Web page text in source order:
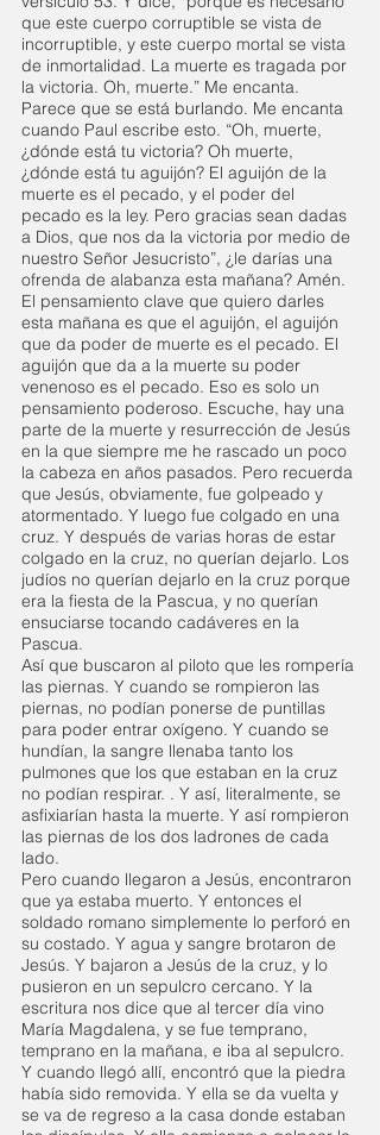
que este cuerpo corruptible se vista de
incorruptible, y este cuerpo mortal se vista
de inmortalidad. La muerte es tragada por
la victoria. Oh, muerte.” Me encanta.
Parece que se está burlando. Me encanta
cuando Paul escribe esto. “Oh, muerte,
¿dónde está tu victoria? Oh muerte,
¿dónde está tu aguijón? El aguijón de la
muerte es el pecado, y el poder del
pecado es la ley. Pero gracias sean dadas
a Dios, que nos da la victoria por medio de
nuestro Señor Jesucristo”, ¿le darías una
ofrenda de alabanza esta mañana? Amén.
El pensamiento clave que quiero darles
esta mañana es que el aguijón, el aguijón
que da poder de muerte es el pecado. El
aguijón que da a la muerte su poder
venenoso es el pecado. Eso es solo un
pensamiento poderoso. Escuche, hay una
parte de la muerte y resurrección de Jesús
en la que siempre me he rascado un poco
la cabeza en años pasados. Pero recuerda
que Jesús, obviamente, fue golpeado y
atormentado. Y luego fue colgado en una
cruz. Y después de varias horas de estar
colgado en la cruz, no querían dejarlo. Los
judíos no querían dejarlo en la cruz porque
era la fiesta de la Pascua, y no querían
ensuciarse tocando cadáveres en la
Pascua.
Así que buscaron al piloto que les rompería
las piernas. Y cuando se rompieron las
piernas, no podían ponerse de puntillas
para poder entrar oxígeno. Y cuando se
hundían, la sangre llenaba tanto los
pulmones que los que estaban en la cruz
no podían respirar. . Y así, literalmente, se
asfixiarían hasta la muerte. Y así rompieron
las piernas de los dos ladrones de cada
lado.
Pero cuando llegaron a Jesús, encontraron
que ya estaba muerto. Y entonces el
soldado romano simplemente lo perforó en
su costado. Y agua y sangre brotaron de
Jesús. Y bajaron a Jesús de la cruz, y lo
pusieron en un sepulcro cercano. Y la
escritura nos dice que al tercer día vino
María Magdalena, y se fue temprano,
temprano en la mañana, e iba al sepulcro.
Y cuando llegó allí, encontró que la piedra
había sido removida. Y ella se da vuelta y
se va de regreso a la casa donde estaban